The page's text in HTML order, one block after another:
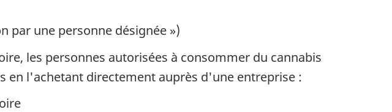
par une personne désignée »)
les personnes autorisées à consommer du cannabis
en l'achetant directement auprès d'une entreprise :